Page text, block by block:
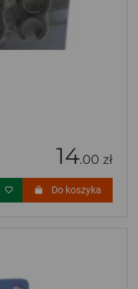
14.00 zł
Do koszyka